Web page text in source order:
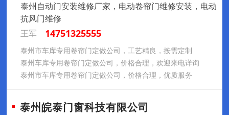
泰州自动门安装维修厂家，电动卷帘门维修安装，电动
抗风门维修
王军
14751325555
泰州市车库专用卷帘门定做公司，工艺精良，按需定制
泰州车库专用卷帘门定做公司，价格合理，欢迎来电详询
泰州市车库专用卷帘门定做公司，价格合理，优质服务
泰州皖泰门窗科技有限公司